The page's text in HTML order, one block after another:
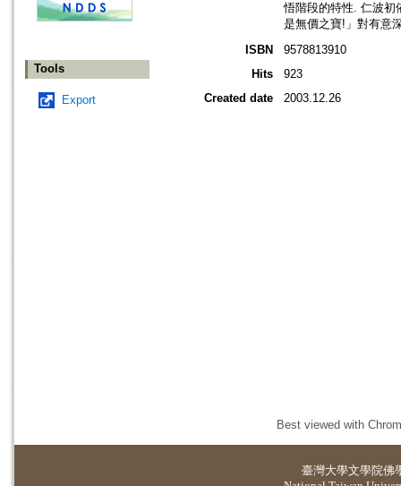
Tools
Export
悟階段的特性. 仁波初
是無價之寶!」對有意
ISBN
9578813910
Hits
923
Created date
2003.12.26
Best viewed with
臺灣大學文學院佛